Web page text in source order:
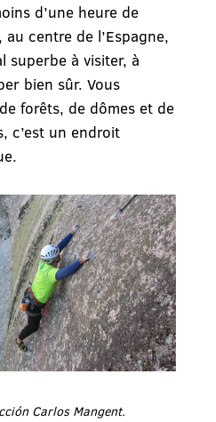
d’une heure de
centre de l’Espagne,
superbe à visiter, à
bien sûr. Vous
forêts, de dômes et de
c’est un endroit
Carlos Mangent.